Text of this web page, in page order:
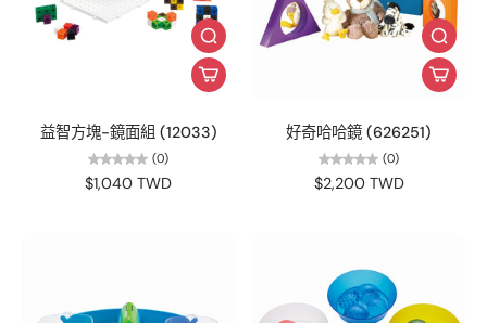
益智方塊-鏡面組 (12033)
(0)
$1,040 TWD
好奇哈哈鏡 (626251)
(0)
$2,200 TWD